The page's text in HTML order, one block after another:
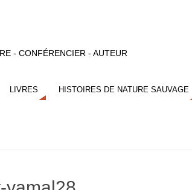
- CONFÉRENCIER - AUTEUR
LIVRES HISTOIRES DE NATURE SAUVAGE